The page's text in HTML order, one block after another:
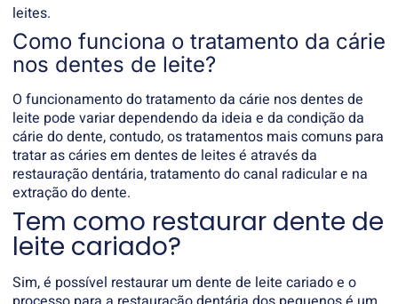
leites.
Como funciona o tratamento da cárie
nos dentes de leite?
O funcionamento do tratamento da cárie nos dentes de
leite pode variar dependendo da ideia e da condição da
cárie do dente, contudo, os tratamentos mais comuns para
tratar as cáries em dentes de leites é através da
restauração dentária, tratamento do canal radicular e na
extração do dente.
Tem como restaurar dente de
leite cariado?
Sim, é possível restaurar um dente de leite cariado e o